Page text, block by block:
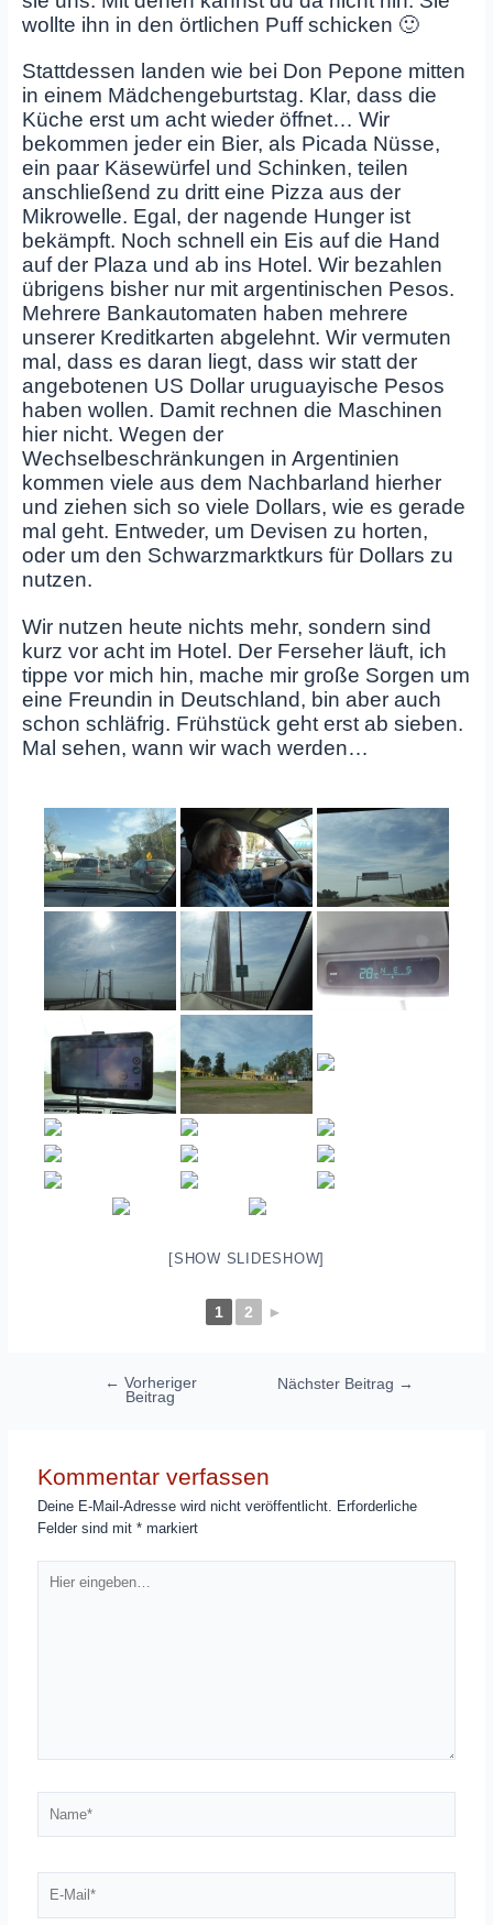
wollte ihn in den örtlichen Puff schicken 🙂
Stattdessen landen wie bei Don Pepone mitten
in einem Mädchengeburtstag. Klar, dass die
Küche erst um acht wieder öffnet… Wir
bekommen jeder ein Bier, als Picada Nüsse,
ein paar Käsewürfel und Schinken, teilen
anschließend zu dritt eine Pizza aus der
Mikrowelle. Egal, der nagende Hunger ist
bekämpft. Noch schnell ein Eis auf die Hand
auf der Plaza und ab ins Hotel. Wir bezahlen
übrigens bisher nur mit argentinischen Pesos.
Mehrere Bankautomaten haben mehrere
unserer Kreditkarten abgelehnt. Wir vermuten
mal, dass es daran liegt, dass wir statt der
angebotenen US Dollar uruguayische Pesos
haben wollen. Damit rechnen die Maschinen
hier nicht. Wegen der
Wechselbeschränkungen in Argentinien
kommen viele aus dem Nachbarland hierher
und ziehen sich so viele Dollars, wie es gerade
mal geht. Entweder, um Devisen zu horten,
oder um den Schwarzmarktkurs für Dollars zu
nutzen.
Wir nutzen heute nichts mehr, sondern sind
kurz vor acht im Hotel. Der Ferseher läuft, ich
tippe vor mich hin, mache mir große Sorgen um
eine Freundin in Deutschland, bin aber auch
schon schläfrig. Frühstück geht erst ab sieben.
Mal sehen, wann wir wach werden…
[SHOW SLIDESHOW]
1 2 ►
Beitragsnavigation
← Vorheriger
Beitrag
Nächster Beitrag →
Kommentar verfassen
Deine E-Mail-Adresse wird nicht veröffentlicht. Erforderliche
Felder sind mit* markiert
eingeben…
Mail*